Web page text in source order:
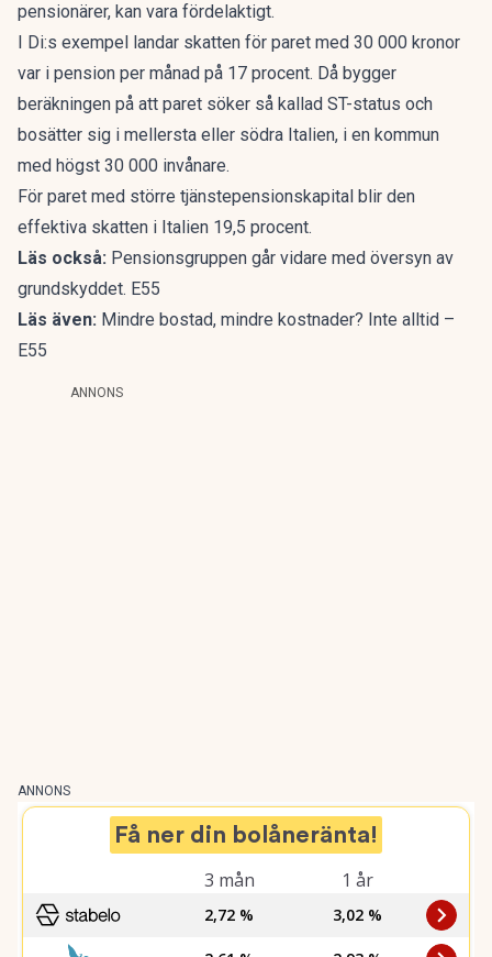
pensionärer, kan vara fördelaktigt.
I Di:s exempel landar skatten för paret med 30 000 kronor
var i pension per månad på 17 procent. Då bygger
beräkningen på att paret söker så kallad ST-status och
bosätter sig i mellersta eller södra Italien, i en kommun
med högst 30 000 invånare.
För paret med större tjänstepensionskapital blir den
effektiva skatten i Italien 19,5 procent.
Läs också: Pensionsgruppen går vidare med översyn av
grundskyddet. E55
Läs även: Mindre bostad, mindre kostnader? Inte alltid –
E55
ANNONS
ANNONS